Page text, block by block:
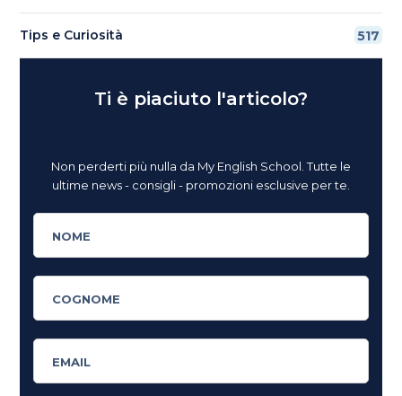
Tips e Curiosità 517
Ti è piaciuto l'articolo?
Non perderti più nulla da My English School. Tutte le
ultime news - consigli - promozioni esclusive per te.